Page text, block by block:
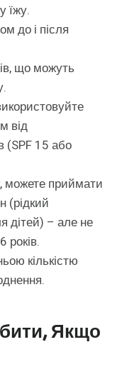
їжу.
до і після
що можуть
від
(SPF 15 або
можете приймати
(рідкий
дітей) – але не
років.
кількістю
Якщо